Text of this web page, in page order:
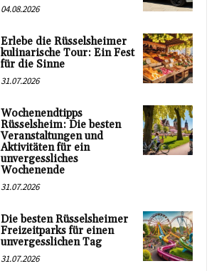
04.08.2026
Erlebe die Rüsselsheimer
kulinarische Tour: Ein Fest
für die Sinne
31.07.2026
Wochenendtipps
Rüsselsheim: Die besten
Veranstaltungen und
Aktivitäten für ein
unvergessliches
Wochenende
31.07.2026
Die besten Rüsselsheimer
Freizeitparks für einen
unvergesslichen Tag
31.07.2026